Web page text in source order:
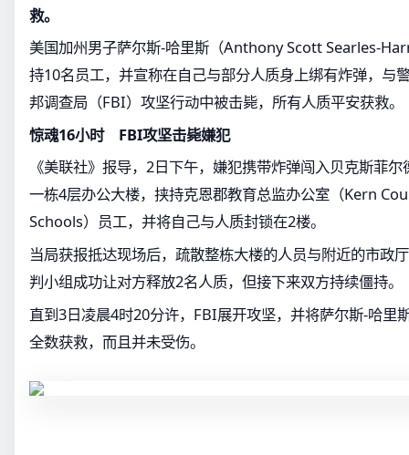
救。
美国加州男子萨尔斯-哈里斯（Anthony Scott Searles-
持10名员工，并宣称在自己与部分人质身上绑有炸弹，与
邦调查局（FBI）攻坚行动中被击毙，所有人质平安获救。
惊魂16小时 FBI攻坚击毙嫌犯
《美联社》报导，2日下午，嫌犯携带炸弹闯入贝克斯菲
一栋4层办公大楼，挟持克恩郡教育总监办公室（Kern
Schools）员工，并将自己与人质封锁在2楼。
当局获报抵达现场后，疏散整栋大楼的人员与附近的市政
判小组成功让对方释放2名人质，但接下来双方持续僵持。
直到3日凌晨4时20分许，FBI展开攻坚，并将萨尔斯-哈里
全数获救，而且并未受伤。